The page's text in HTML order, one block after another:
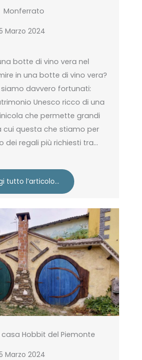
Monferrato
Marzo 2024
botte di vino vera nel
in una botte di vino vera?
siamo davvero fortunati:
Unesco ricco di una
che permette grandi
cui questa che stiamo per
dei regali più richiesti tra…
tutto l’articolo…
Hobbit del Piemonte
Marzo 2024